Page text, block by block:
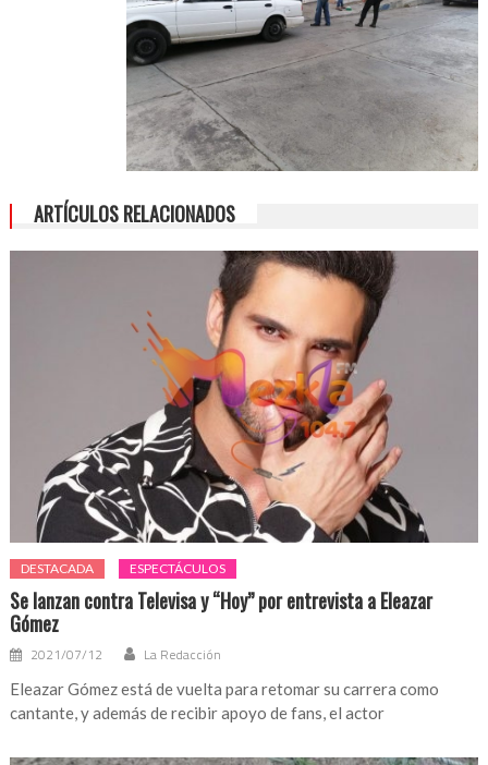
ARTÍCULOS RELACIONADOS
DESTACADA ESPECTÁCULOS
Se lanzan contra Televisa y “Hoy” por entrevista a Eleazar
Gómez
2021/07/12 La Redacción
Eleazar Gómez está de vuelta para retomar su carrera como
cantante, y además de recibir apoyo de fans, el actor